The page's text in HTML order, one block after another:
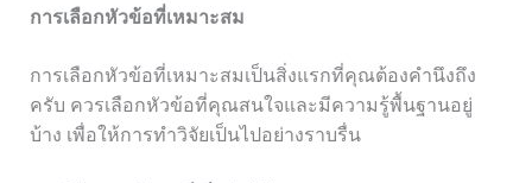
การเลือกหัวข้อที่เหมาะสม
การเลือกหัวข้อที่เหมาะสมเป็นสิ่งแรกที่คุณต้องคำนึงถึง
ครับ ควรเลือกหัวข้อที่คุณสนใจและมีความรู้พื้นฐานอยู่
บ้าง เพื่อให้การทำวิจัยเป็นไปอย่างราบรื่น